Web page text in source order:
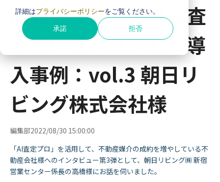
詳細はプライバシーポリシーをご覧ください。
承諾 拒否
AI査定プロ（不動産査
定書作成システム）導
入事例：vol.3 朝日リ
ビング株式会社様
編集部2022/08/30 15:00:00
「AI査定プロ」を活用して、不動産媒介の成約を増やしている不
動産会社様へのインタビュー第3弾として、朝日リビング㈱ 新宿
営業センター係長の高橋様にお話を伺いました。